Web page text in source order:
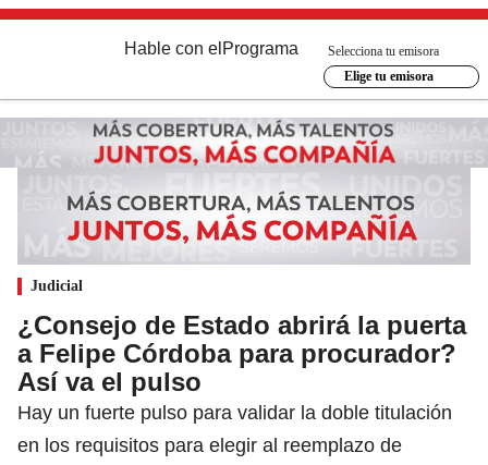
Hable con el Programa
Selecciona tu emisora
Elige tu emisora
Judicial
¿Consejo de Estado abrirá la puerta
a Felipe Córdoba para procurador?
Así va el pulso
Hay un fuerte pulso para validar la doble titulación
en los requisitos para elegir al reemplazo de